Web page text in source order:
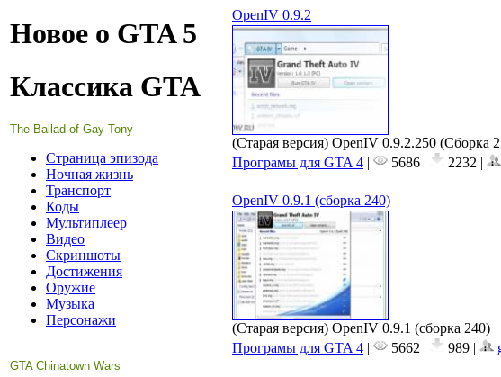
Новое о GTA 5
Классика GTA
The Ballad of Gay Tony
Страница эпизода
Ночная жизнь
Транспорт
Коды
Мультиплеер
Видео
Скриншоты
Достижения
Оружие
Музыка
Персонажи
GTA Chinatown Wars
OpenIV 0.9.2
(Старая версия) OpenIV 0.9.2.250 (Сборка
Програмы для GTA 4 | 5686 | 2232 |
OpenIV 0.9.1 (сборка 240)
(Старая версия) OpenIV 0.9.1 (сборка 240)
Програмы для GTA 4 | 5662 | 989 |